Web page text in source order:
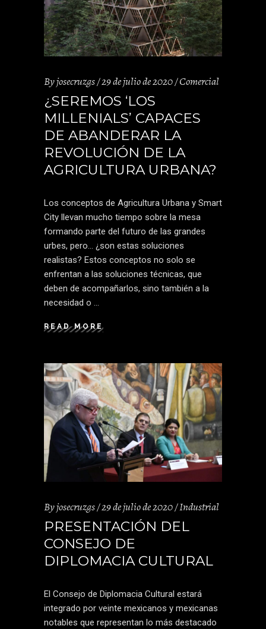
Byjosecruzgs 29 de julio de 2020 Comercial
¿SEREMOS ‘LOS
MILLENIALS’ CAPACES
DE ABANDERAR LA
REVOLUCIÓN DE LA
AGRICULTURA URBANA?
Los conceptos de Agricultura Urbana y Smart
City llevan mucho tiempo sobre la mesa
formando parte del futuro de las grandes
urbes, pero… ¿son estas soluciones
realistas? Estos conceptos no solo se
enfrentan a las soluciones técnicas, que
deben de acompañarlos, sino también a la
necesidad o
READ MORE
Byjosecruzgs 29 de julio de 2020 Industrial
PRESENTACIÓN DEL
CONSEJO DE
DIPLOMACIA CULTURAL
El Consejo de Diplomacia Cultural estará
integrado por veinte mexicanos y mexicanas
notables que representan lo más destacado